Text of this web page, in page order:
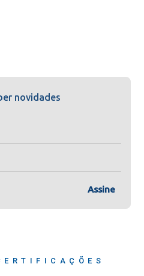
novidades
Assine